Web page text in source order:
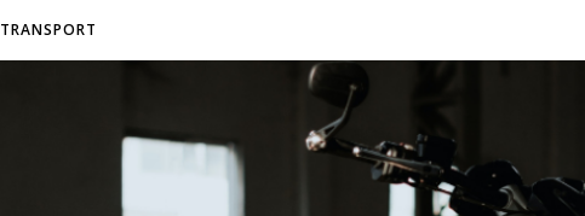
TRANSPORT